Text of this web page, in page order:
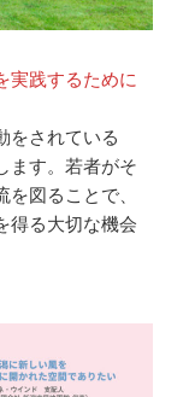
実践するために
をされている
ます。若者がそ
図ることで、
得る大切な機会